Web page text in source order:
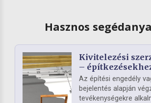
Hasznos
Kivitelezési
–
Az építési engedély
bejelentés alapján
tevékenységekre